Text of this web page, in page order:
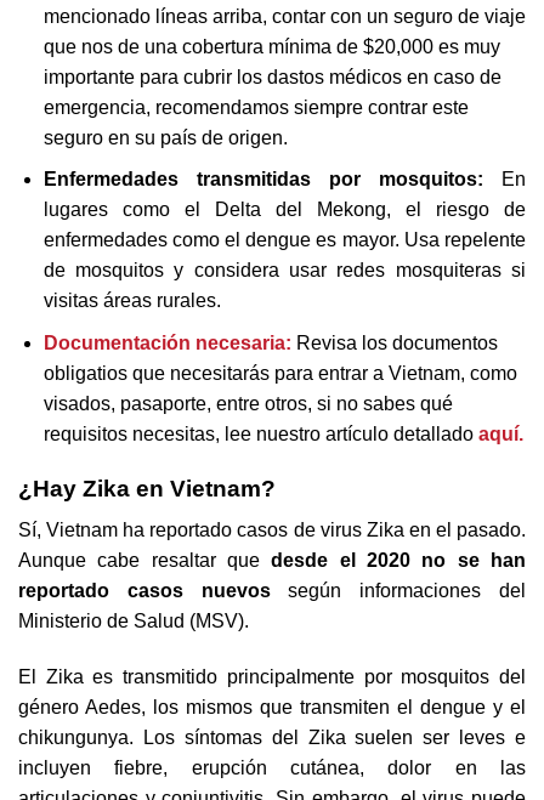
mencionado líneas arriba, contar con un seguro de viaje
que nos de una cobertura mínima de $20,000 es muy
importante para cubrir los dastos médicos en caso de
emergencia, recomendamos siempre contrar este
seguro en su país de origen.
Enfermedades transmitidas por mosquitos: En
lugares como el Delta del Mekong, el riesgo de
enfermedades como el dengue es mayor. Usa repelente
de mosquitos y considera usar redes mosquiteras si
visitas áreas rurales.
Documentación necesaria: Revisa los documentos
obligatios que necesitarás para entrar a Vietnam, como
visados, pasaporte, entre otros, si no sabes qué
requisitos necesitas, lee nuestro artículo detallado aquí.
¿Hay Zika en Vietnam?
Sí, Vietnam ha reportado casos de virus Zika en el pasado.
Aunque cabe resaltar quedesde el 2020 no se han
reportado casos nuevossegún informaciones del
Ministerio de Salud (MSV).
El Zika es transmitido principalmente por mosquitos del
género Aedes, los mismos que transmiten el dengue y el
chikungunya. Los síntomas del Zika suelen ser leves e
incluyen fiebre, erupción cutánea, dolor en las